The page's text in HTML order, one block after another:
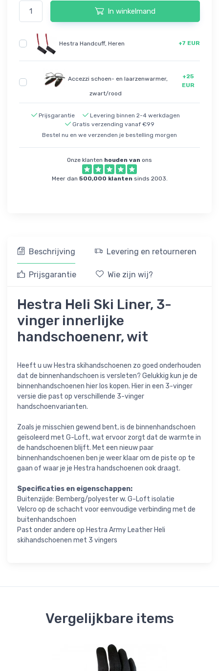
In winkelmand
Hestra Handcuff, Heren +7 EUR
Accezzi schoen- en laarzenwarmer,
zwart/rood
+25
EUR
Prijsgarantie
Levering binnen 2-4 werkdagen
Gratis verzending vanaf €99
Bestel nu en we verzenden je bestelling morgen
Onze klanten houden van ons
Meer dan 500,000 klanten sinds 2003.
Beschrijving Levering en retourneren
Prijsgarantie Wie zijn wij?
Hestra Heli Ski Liner, 3-
vinger innerlijke
handschoenenr, wit
Heeft u uw Hestra skihandschoenen zo goed onderhouden
dat de binnenhandschoen is versleten? Gelukkig kun je de
binnenhandschoenen hier los kopen. Hier in een 3-vinger
versie die past op verschillende 3-vinger
handschoenvarianten.
Zoals je misschien gewend bent, is de binnenhandschoen
geïsoleerd met G-Loft, wat ervoor zorgt dat de warmte in
de handschoenen blijft. Met een nieuw paar
binnenhandschoenen ben je weer klaar om de piste op te
gaan of waar je je Hestra handschoenen ook draagt.
Specificaties en eigenschappen:
Buitenzijde: Bemberg/polyester w. G-Loft isolatie
Velcro op de schacht voor eenvoudige verbinding met de
buitenhandschoen
Past onder andere op Hestra Army Leather Heli
skihandschoenen met 3 vingers
Vergelijkbare items